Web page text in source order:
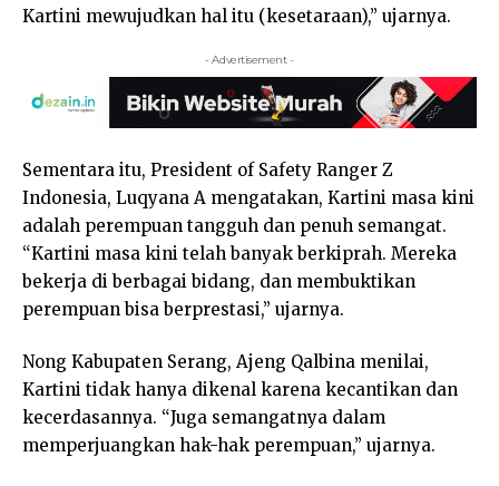
Kartini mewujudkan hal itu (kesetaraan),” ujarnya.
- Advertisement -
Sementara itu, President of Safety Ranger Z
Indonesia, Luqyana A mengatakan, Kartini masa kini
adalah perempuan tangguh dan penuh semangat.
“Kartini masa kini telah banyak berkiprah. Mereka
bekerja di berbagai bidang, dan membuktikan
perempuan bisa berprestasi,” ujarnya.
Nong Kabupaten Serang, Ajeng Qalbina menilai,
Kartini tidak hanya dikenal karena kecantikan dan
kecerdasannya. “Juga semangatnya dalam
memperjuangkan hak-hak perempuan,” ujarnya.